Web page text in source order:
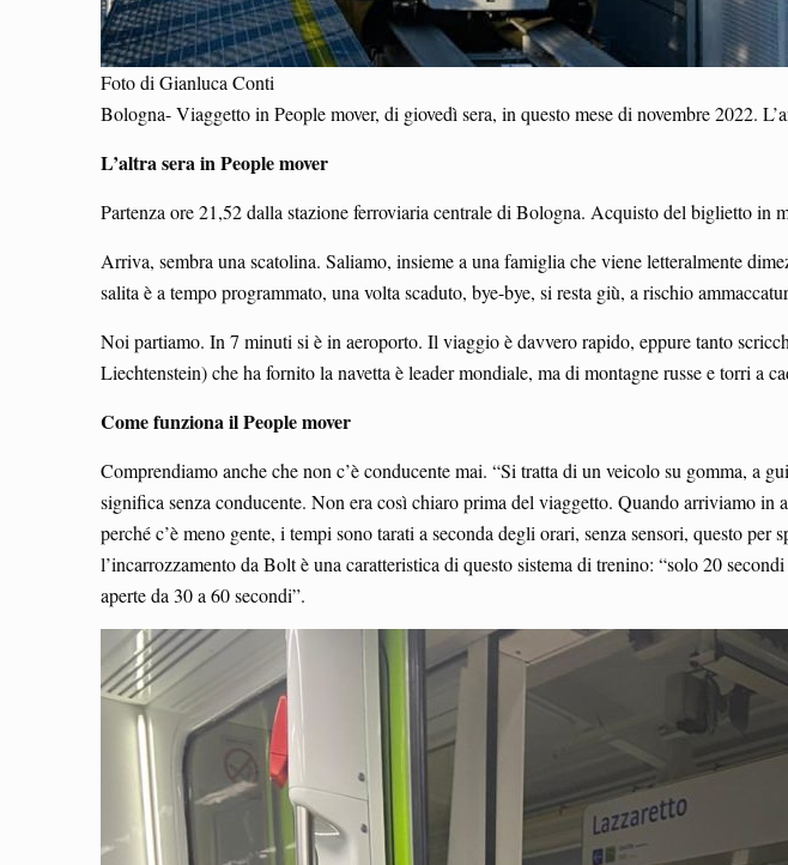
Foto di Gianluca Conti
Bologna- Viaggetto in People mover, di giovedì sera, in questo mese di novembre 2022.
L’altra sera in People mover
Partenza ore 21,52 dalla stazione ferroviaria centrale di Bologna. Acquisto del biglietto in
Arriva, sembra una scatolina. Saliamo, insieme a una famiglia che viene letteralmente
salita è a tempo programmato, una volta scaduto, bye-bye, si resta giù, a rischio
Noi partiamo. In 7 minuti si è in aeroporto. Il viaggio è davvero rapido, eppure tanto
Liechtenstein) che ha fornito la navetta è leader mondiale, ma di montagne russe e torri a
Come funziona il People mover
Comprendiamo anche che non c’è conducente mai. “Si tratta di un veicolo su gomma, a
significa senza conducente. Non era così chiaro prima del viaggetto. Quando arriviamo
perché c’è meno gente, i tempi sono tarati a seconda degli orari, senza sensori, questo
l’incarrozzamento da Bolt è una caratteristica di questo sistema di trenino: “solo 20
aperte da 30 a 60 secondi”.